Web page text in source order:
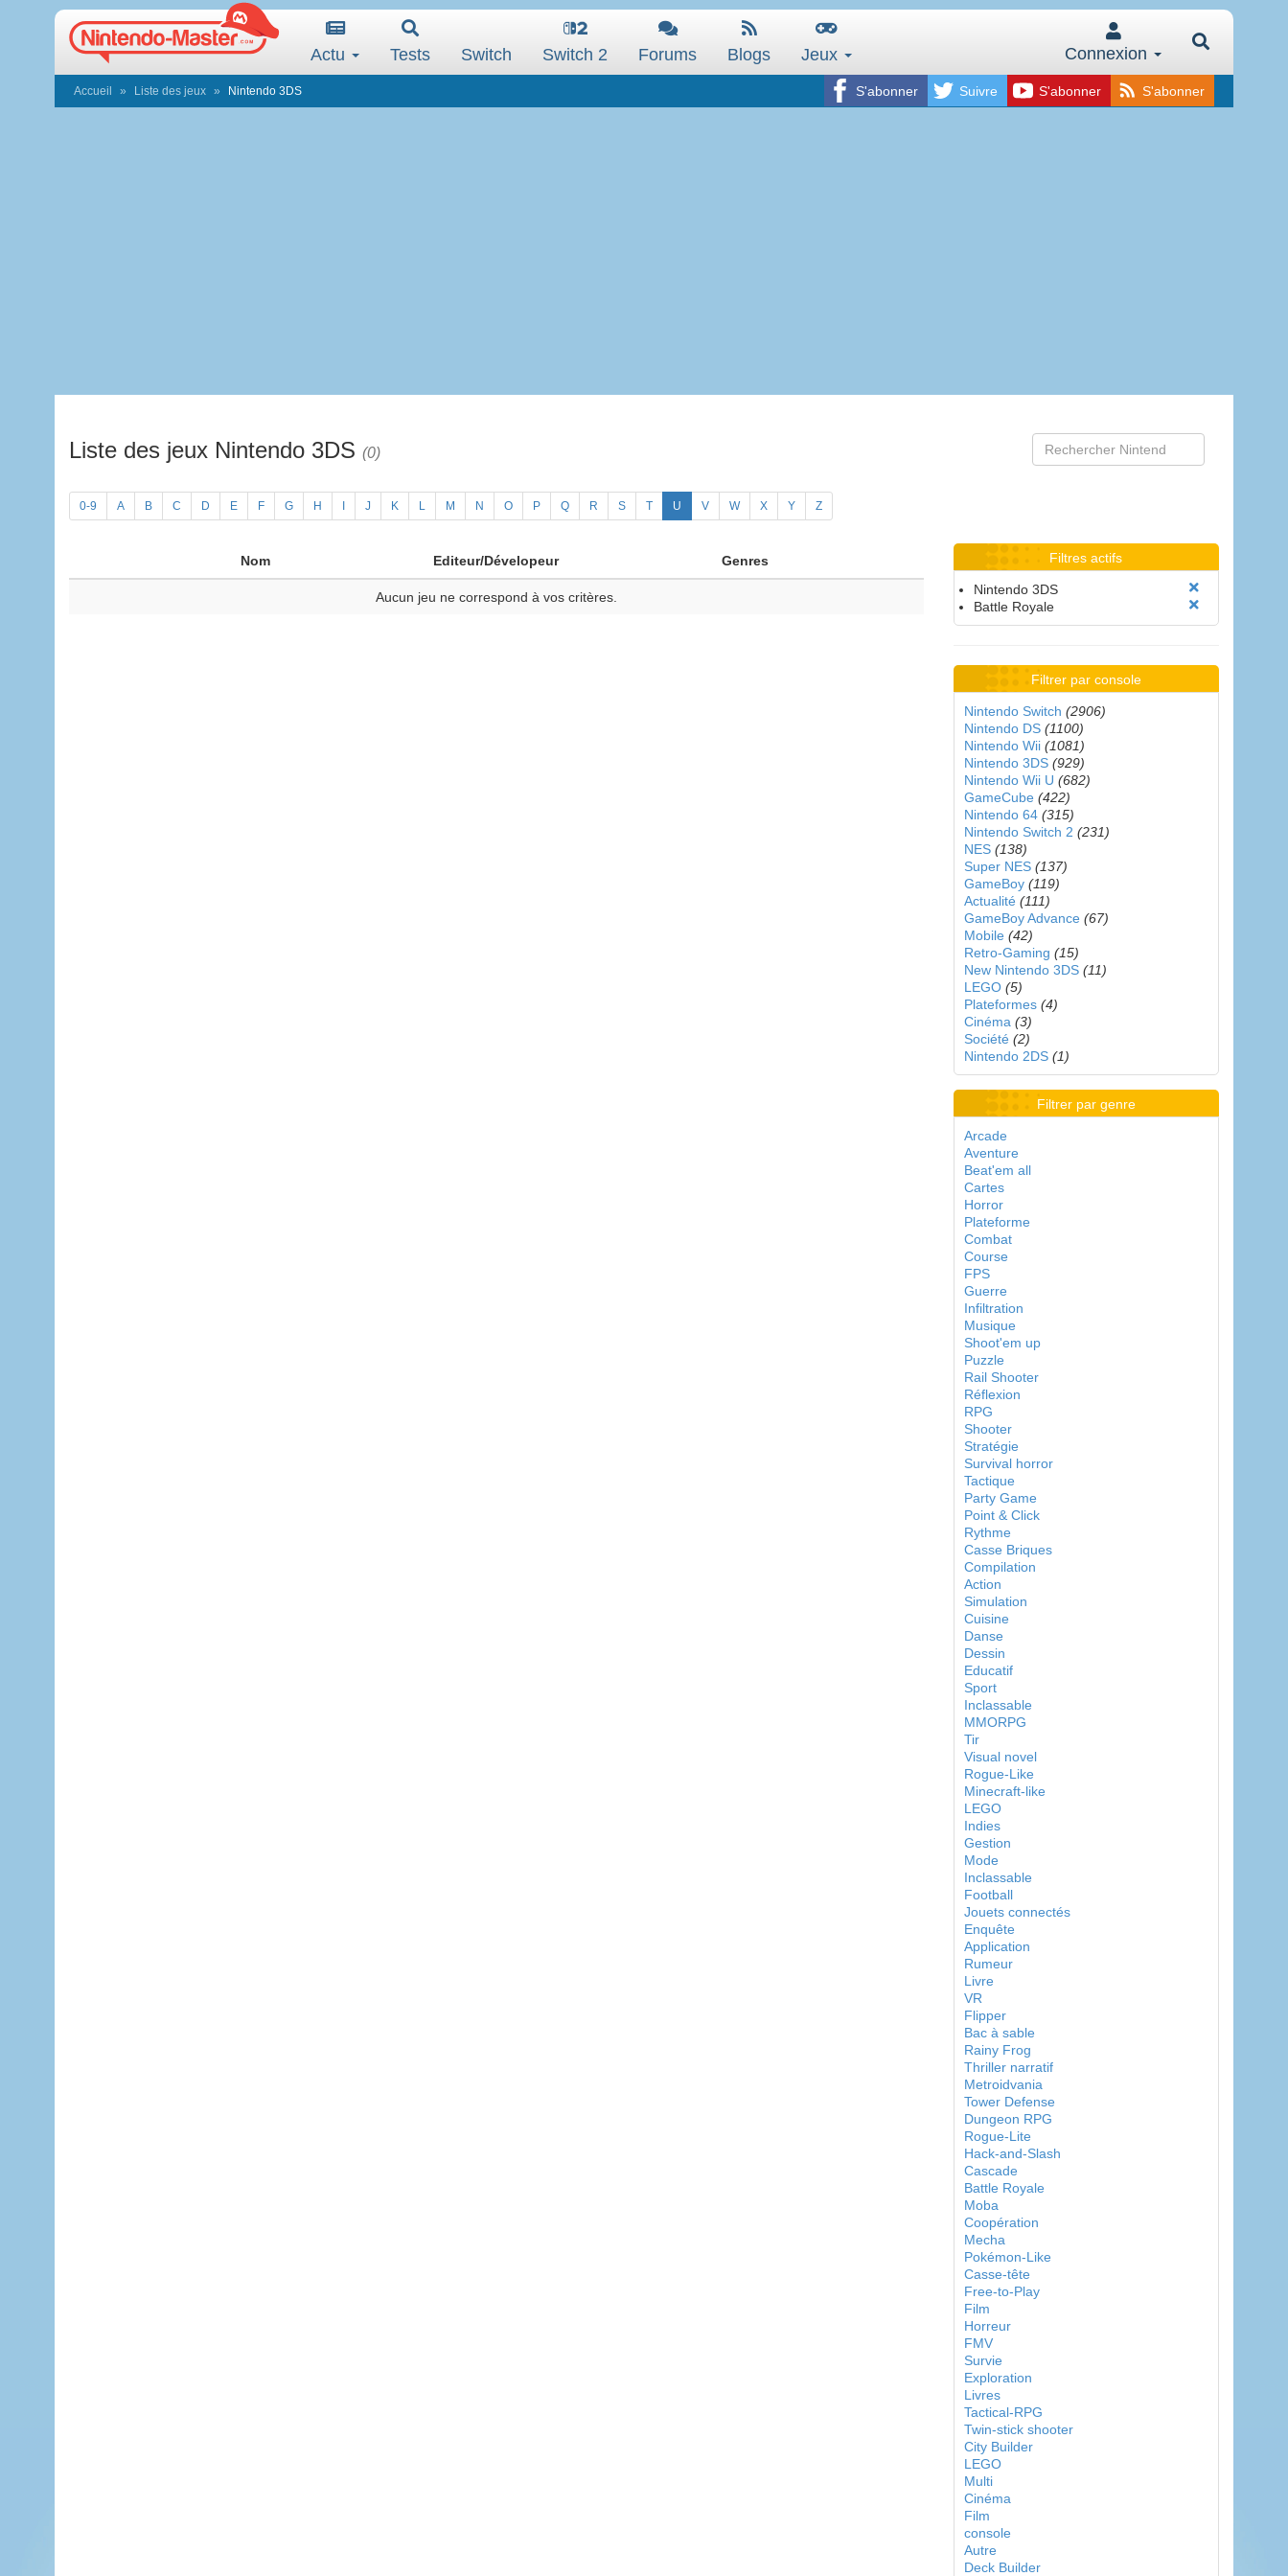
Actu Tests Switch Switch 2 Forums Blogs Jeux Connexion
S'abonner Suivre S'abonner S'abonner
Accueil Liste des jeux Nintendo 3DS
Liste des jeux Nintendo 3DS (0)
0-9 A B C D E F G H J K L M N O P Q R S T U V W X Y Z
Nom Editeur/Dévelopeur Genres
Aucun jeu ne correspond à vos critères.
Filtres actifs
Nintendo 3DS
Battle Royale
Filtrer par console
Nintendo Switch (2906)
Nintendo DS (1100)
Nintendo Wii (1081)
Nintendo 3DS (929)
Nintendo Wii U (682)
GameCube (422)
Nintendo 64 (315)
Nintendo Switch 2 (231)
NES (138)
Super NES (137)
GameBoy (119)
Actualité (111)
GameBoy Advance (67)
Mobile (42)
Retro-Gaming (15)
New Nintendo 3DS (11)
LEGO (5)
Plateformes (4)
Cinéma (3)
Société (2)
Nintendo 2DS (1)
Filtrer par genre
Arcade
Aventure
Beat'em all
Cartes
Horror
Plateforme
Combat
Course
FPS
Guerre
Infiltration
Musique
Shoot'em up
Puzzle
Rail Shooter
Réflexion
RPG
Shooter
Stratégie
Survival horror
Tactique
Party Game
Point & Click
Rythme
Casse Briques
Compilation
Action
Simulation
Cuisine
Danse
Dessin
Educatif
Sport
Inclassable
MMORPG
Tir
Visual novel
Rogue-Like
Minecraft-like
LEGO
Indies
Gestion
Mode
Inclassable
Football
Jouets connectés
Enquête
Application
Rumeur
Livre
VR
Flipper
Bac à sable
Rainy Frog
Thriller narratif
Metroidvania
Tower Defense
Dungeon RPG
Rogue-Lite
Hack-and-Slash
Cascade
Battle Royale
Moba
Coopération
Mecha
Pokémon-Like
Casse-tête
Free-to-Play
Film
Horreur
FMV
Survie
Exploration
Livres
Tactical-RPG
Twin-stick shooter
City Builder
LEGO
Multi
Cinéma
Film
console
Autre
Deck Builder